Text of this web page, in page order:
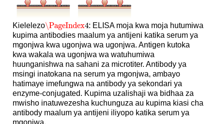
Kielelezo\PageIndex4
\PageIndex4: ELISA moja kwa moja hutumiwa
kupima antibodies maalum ya antijeni katika serum ya
mgonjwa kwa ugonjwa wa ugonjwa. Antigen kutoka
kwa wakala wa ugonjwa wa watuhumiwa
huunganishwa na sahani za microtiter. Antibody ya
msingi inatokana na serum ya mgonjwa, ambayo
hatimaye imefungwa na antibody ya sekondari ya
enzyme-conjugated. Kupima uzalishaji wa bidhaa za
mwisho inatuwezesha kuchunguza au kupima kiasi cha
antibody maalum ya antijeni iliyopo katika serum ya